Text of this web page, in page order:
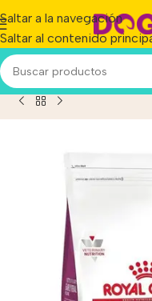
Saltar a la navegación
Saltar al contenido
Renal Para Gato